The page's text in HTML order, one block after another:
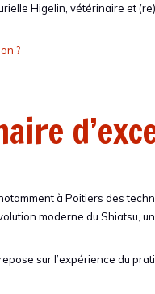
Higelin, vétérinaire et
?
à Poitiers des
moderne du Shiatsu,
sur l’expérience du